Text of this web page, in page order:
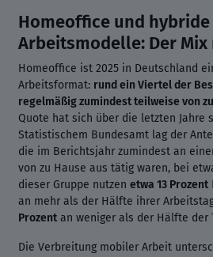
Homeoffice und hybride
Arbeitsmodelle: Der Mix
Homeoffice ist 2025 in Deutschland
Arbeitsformat: rund ein Viertel der
regelmäßig zumindest teilweise von
Quote hat sich über die letzten Jahre
Statistischem Bundesamt lag der
die im Berichtsjahr zumindest an
von zu Hause aus tätig waren, bei
dieser Gruppe nutzen etwa 13 Prozent
an mehr als der Hälfte ihrer
Prozent an weniger als der Hälfte der
Die Verbreitung mobiler Arbeit